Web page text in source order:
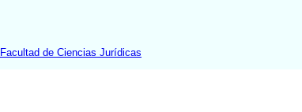
Facultad de Ciencias Jurídicas